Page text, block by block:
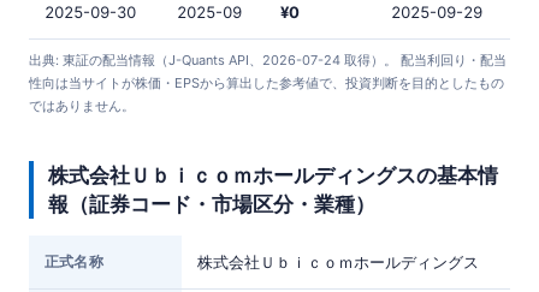
2025-09-30 2025-09 ¥0 2025-09-29
出典: 東証の配当情報（J-Quants API、2026-07-24 取得）。 配当利回り・配当
性向は当サイトが株価・EPSから算出した参考値で、投資判断を目的としたもの
ではありません。
株式会社Ｕｂｉｃｏｍホールディングスの基本情
報（証券コード・市場区分・業種）
正式名称 株式会社Ｕｂｉｃｏｍホールディングス